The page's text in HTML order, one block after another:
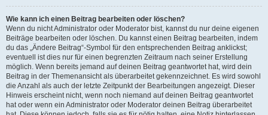
Wie kann ich einen Beitrag bearbeiten oder löschen?
Wenn du nicht Administrator oder Moderator bist, kannst du nur deine eigenen
Beiträge bearbeiten oder löschen. Du kannst einen Beitrag bearbeiten, indem
du das „Ändere Beitrag“-Symbol für den entsprechenden Beitrag anklickst;
eventuell ist dies nur für einen begrenzten Zeitraum nach seiner Erstellung
möglich. Wenn bereits jemand auf deinen Beitrag geantwortet hat, wird dein
Beitrag in der Themenansicht als überarbeitet gekennzeichnet. Es wird sowohl
die Anzahl als auch der letzte Zeitpunkt der Bearbeitungen angezeigt. Dieser
Hinweis erscheint nicht, wenn noch niemand auf deinen Beitrag geantwortet
hat oder wenn ein Administrator oder Moderator deinen Beitrag überarbeitet